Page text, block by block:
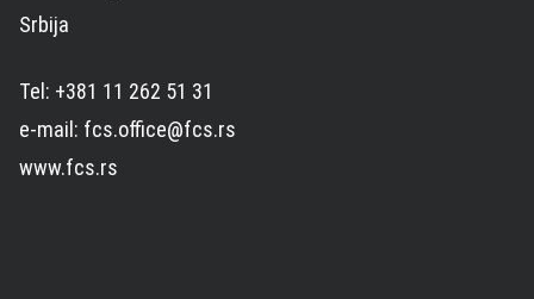
Srbija
Tel: +381 11 262 51 31
e-mail: fcs.office@fcs.rs
www.fcs.rs